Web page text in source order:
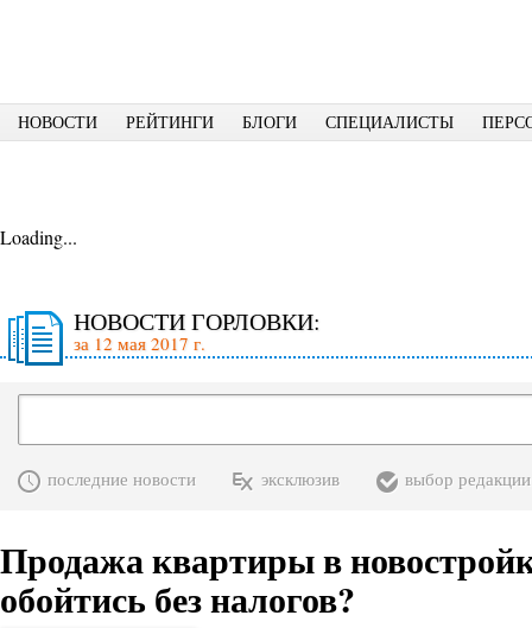
НОВОСТИ РЕЙТИНГИ БЛОГИ СПЕЦИАЛИСТЫ
Loading...
НОВОСТИ ГОРЛОВКИ:
за 12 мая 2017 г.
последние новости эксклюзив выбор редакции
Продажа квартиры в
обойтись без налогов?